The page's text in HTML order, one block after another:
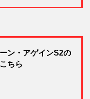
ン・アゲインS2の
ちら